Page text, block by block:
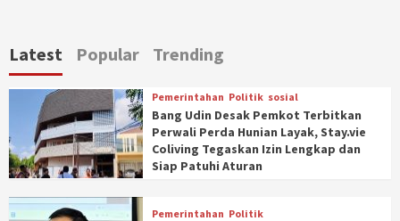
Latest Popular Trending
Pemerintahan Politik sosial
Bang Udin Desak Pemkot Terbitkan
Perwali Perda Hunian Layak, Stay.vie
Coliving Tegaskan Izin Lengkap dan
Siap Patuhi Aturan
Pemerintahan Politik